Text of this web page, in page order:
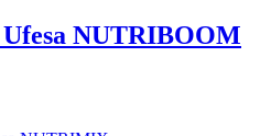
NUTRIBOOM